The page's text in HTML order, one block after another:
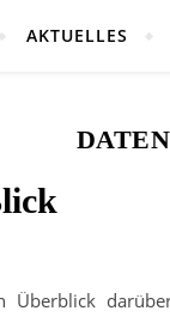
AKTUELLES
Überblick